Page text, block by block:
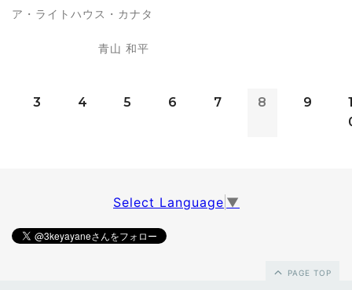
ア・ライトハウス・カナタ
青山 和平
3 4 5 6 7 8 9
Select Language ▼
PAGE TOP